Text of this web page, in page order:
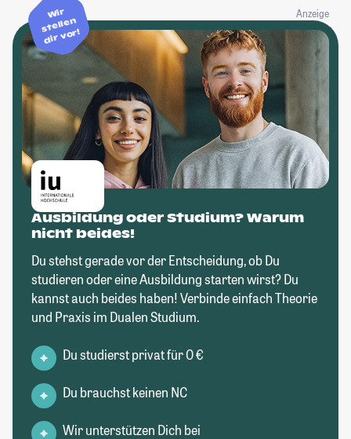
Anzeige
Wir
stellen
dir vor!
Ausbildung oder Studium? Warum
nicht beides!
Du stehst gerade vor der Entscheidung, ob Du
studieren oder eine Ausbildung starten wirst? Du
kannst auch beides haben! Verbinde einfach Theorie
und Praxis im Dualen Studium.
Du studierst privat für 0 €
Du brauchst keinen NC
Wir unterstützen Dich bei